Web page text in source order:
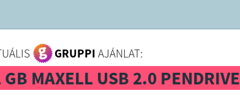
GRUPPI AJÁNLAT:
GB MAXELL USB 2.0 PENDRIVE